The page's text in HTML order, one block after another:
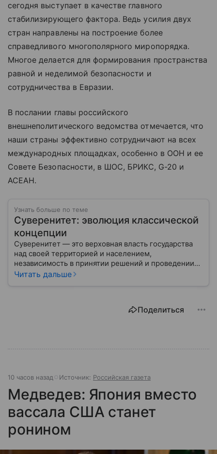
сегодня выступает в качестве главного
стабилизирующего фактора. Ведь усилия двух
стран направлены на построение более
справедливого многополярного миропорядка.
Многое делается для формирования пространства
равной и неделимой безопасности и
сотрудничества в Евразии.
В послании главы российского
внешнеполитического ведомства отмечается, что
наши страны эффективно сотрудничают на всех
международных площадках, особенно в ООН и ее
Совете Безопасности, в ШОС, БРИКС, G-20 и
АСЕАН.
Узнать больше по теме
Суверенитет: эволюция классической
концепции
Суверенитет — это верховная власть государства
над своей территорией и населением,
независимость в принятии решений и проведении
внешней политики.
Читать дальше
Поделиться
10 часов назад Источник: Российская газета
Медведев: Япония вместо
вассала США станет
ронином